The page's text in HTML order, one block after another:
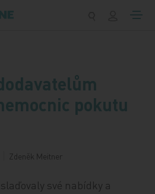
pokutu
Zdeněk Meitner
své nabídky a